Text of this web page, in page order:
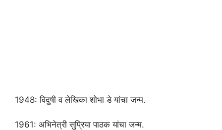
1948: विदुषी व लेखिका शोभा डे यांचा जन्म.
1961: अभिनेत्री सुप्रिया पाठक यांचा जन्म.